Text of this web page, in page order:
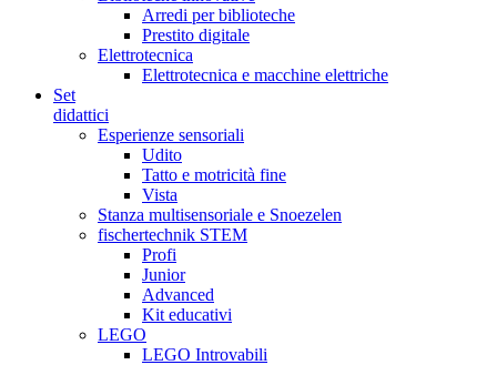
Arredi per biblioteche
Prestito digitale
Elettrotecnica
Elettrotecnica e macchine elettriche
Set
didattici
Esperienze sensoriali
Udito
Tatto e motricità fine
Vista
Stanza multisensoriale e Snoezelen
fischertechnik STEM
Profi
Junior
Advanced
Kit educativi
LEGO
LEGO Introvabili